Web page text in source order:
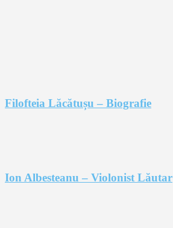
Filofteia Lăcătușu – Biografie
Ion Albesteanu – Violonist Lăutar